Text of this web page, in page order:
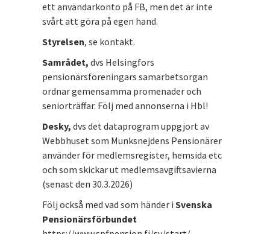
ett användarkonto på FB, men det är inte
svårt att göra på egen hand.
Styrelsen, se kontakt.
Samrådet, dvs Helsingfors
pensionärsföreningars samarbetsorgan
ordnar gemensamma promenader och
seniorträffar. Följ med annonserna i Hbl!
Desky, dvs det dataprogram uppgjort av
Webbhuset som Munksnejdens Pensionärer
använder för medlemsregister, hemsida etc
och som skickar ut medlemsavgiftsavierna
(senast den 30.3.2026)
Följ också med vad som händer i Svenska
Pensionärsförbundet